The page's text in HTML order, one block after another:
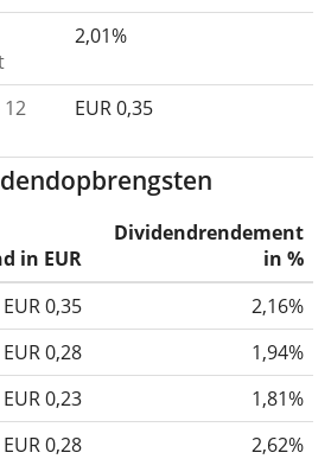
2,01%
EUR 0,35
in EUR
Dividendrendement
in %
EUR 0,35
2,16%
EUR 0,28
1,94%
EUR 0,23
1,81%
EUR 0,28
2,62%